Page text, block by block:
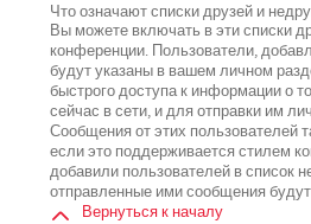
Что означают списки друзей и
Вы можете включать в эти списки
конференции. Пользователи,
будут указаны в вашем личном
быстрого доступа к информации о
сейчас в сети, и для отправки им
Сообщения от этих пользователей
если это поддерживается стилем
добавили пользователей в список
отправленные ими сообщения
Вернуться к началу